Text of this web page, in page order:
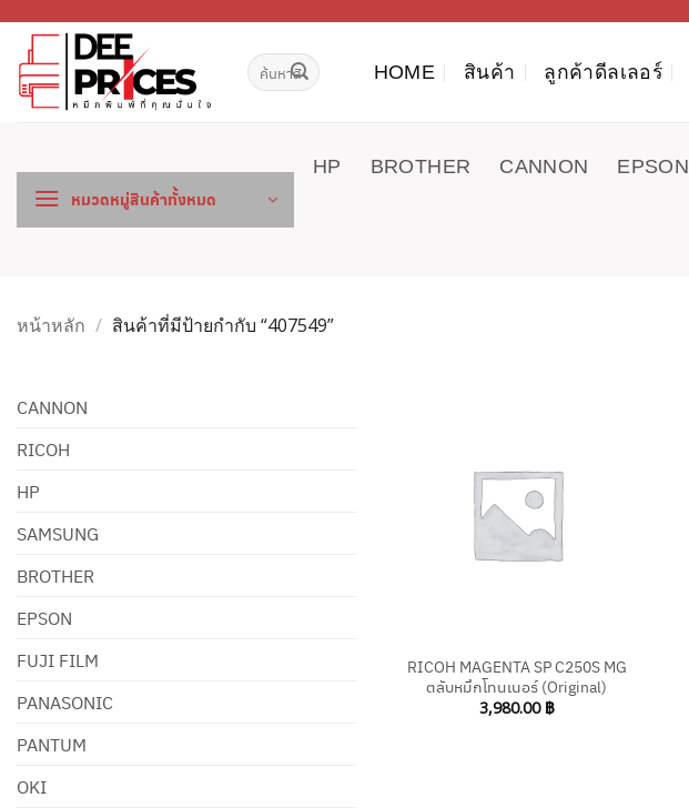
เนื้อหา
ค้นหา: HOME สินค้า ลูกค้าดีลเลอร์
หมวดหมู่สินค้าทั้งหมด
HP BROTHER CANNON EPSON
หน้าหลัก / สินค้าที่มีป้ายกำกับ “407549”
CANNON
RICOH
HP
SAMSUNG
BROTHER
EPSON
FUJI FILM
PANASONIC
PANTUM
OKI
RICOH MAGENTA SP C250S MG
ตลับหมึกโทนเนอร์ (Original)
3,980.00 ฿